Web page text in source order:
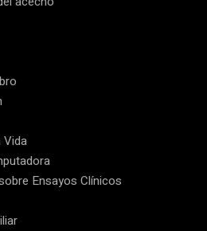
Vida
Ensayos Clínicos